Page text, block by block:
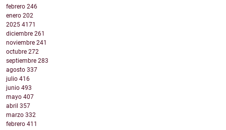
febrero 246
enero 202
2025 4171
diciembre 261
noviembre 241
octubre 272
septiembre 283
agosto 337
julio 416
junio 493
mayo 407
abril 357
marzo 332
febrero 411